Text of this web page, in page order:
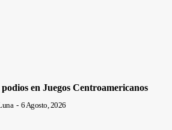
en Juegos Centroamericanos
- 6 Agosto, 2026